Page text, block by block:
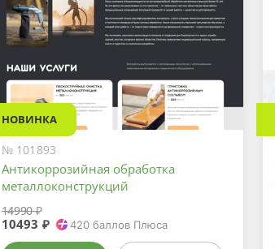
НОВИНКА
№ 101893
Антикоррозийная обработка
металлоконструкций
14990 ₽
10493 ₽ 420 баллов Плюса